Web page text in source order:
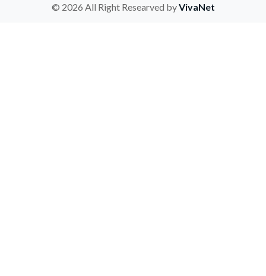
© 2026 All Right Researved byVivaNet